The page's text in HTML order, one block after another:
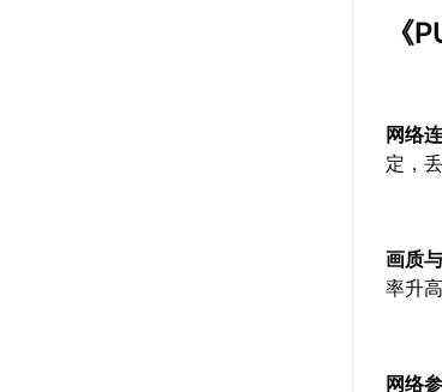
《
网络
定，
画质
率升高
网络